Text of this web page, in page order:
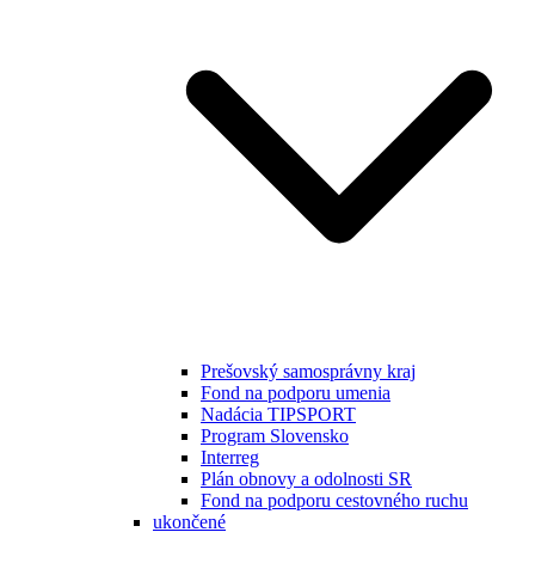
Prešovský samosprávny kraj
Fond na podporu umenia
Nadácia TIPSPORT
Program Slovensko
Interreg
Plán obnovy a odolnosti SR
Fond na podporu cestovného ruchu
ukončené